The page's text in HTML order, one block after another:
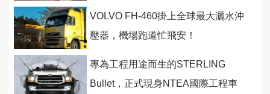
VOLVO FH-460掛上全球最大灑水沖
壓器，機場跑道忙飛安！
專為工程用途而生的STERLING
Bullet，正式現身NTEA國際工程車